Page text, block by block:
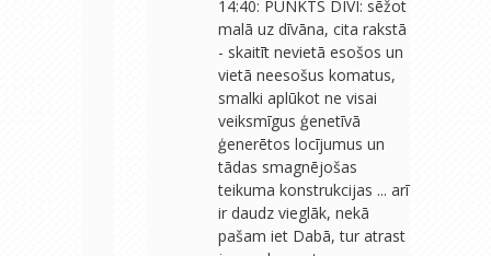
14:40: PUNKTS DIVI: sēžot
malā uz dīvāna, cita rakstā
- skaitīt nevietā esošos un
vietā neesošus komatus,
smalki aplūkot ne visai
veiksmīgus ģenetīvā
ģenerētos locījumus un
tādas smagnējošas
teikuma konstrukcijas ... arī
ir daudz vieglāk, nekā
pašam iet Dabā, tur atrast